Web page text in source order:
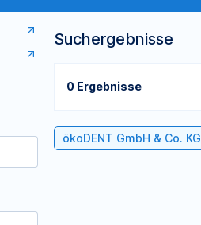
Suchergebnisse
0 Ergebnisse
ökoDENT GmbH & Co. KG